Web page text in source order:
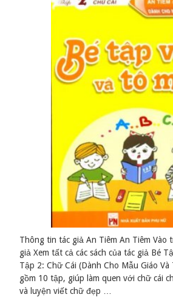
Thông tin tác giả An Tiêm An Tiêm Vào
giả Xem tất cả các sách của tác giả Bé
Tập 2: Chữ Cái (Dành Cho Mẫu Giáo Và
gồm 10 tập, giúp làm quen với chữ cái
và luyện viết chữ đẹp …